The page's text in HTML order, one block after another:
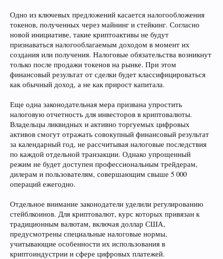
Одно из ключевых предложений касается налогообложения
токенов, полученных через майнинг и стейкинг. Согласно
новой инициативе, такие криптоактивы не будут
признаваться налогооблагаемым доходом в момент их
создания или получения. Налоговые обязательства возникнут
только после продажи токенов на рынке. При этом
финансовый результат от сделки будет классифицироваться
как обычный доход, а не как прирост капитала.
Еще одна законодательная мера призвана упростить
налоговую отчетность для инвесторов в криптовалюты.
Владельцы ликвидных и активно торгуемых цифровых
активов смогут отражать совокупный финансовый результат
за календарный год, не рассчитывая налоговые последствия
по каждой отдельной транзакции. Однако упрощенный
режим не будет доступен профессиональным трейдерам,
дилерам и пользователям, совершающим свыше 5 000
операций ежегодно.
Отдельное внимание законодатели уделили регулированию
стейблкоинов. Для криптовалют, курс которых привязан к
традиционным валютам, включая доллар США,
предусмотрены специальные налоговые нормы,
учитывающие особенности их использования в
криптоиндустрии и сфере цифровых платежей.